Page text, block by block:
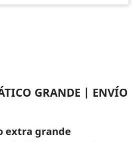
GRANDE | ENVÍO
extra grande